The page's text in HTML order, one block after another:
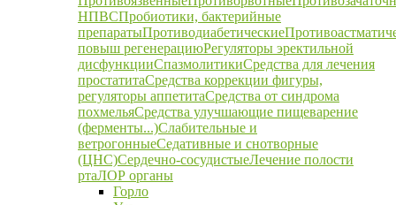
НПВСПробиотики, бактерийные
препаратыПротиводиабетические
повыш регенерациюРегуляторы эректильной
дисфункцииСпазмолитикиСредства для лечения
простатитаСредства коррекции фигуры,
регуляторы аппетитаСредства от синдрома
похмельяСредства улучшающие пищеварение
(ферменты...)Слабительные и
ветрогонныеСедативные и снотворные
(ЦНС)Сердечно-сосудистыеЛечение полости
ртаЛОР органы
Горло